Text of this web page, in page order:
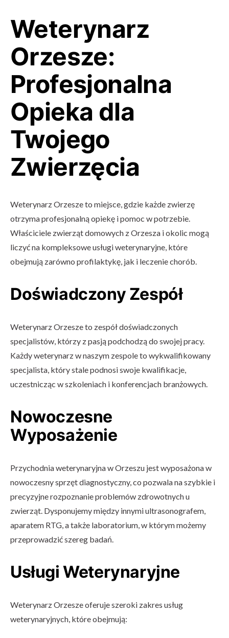
Weterynarz
Orzesze:
Profesjonalna
Opieka dla
Twojego
Zwierzęcia
Weterynarz Orzesze to miejsce, gdzie każde zwierzę
otrzyma profesjonalną opiekę i pomoc w potrzebie.
Właściciele zwierząt domowych z Orzesza i okolic mogą
liczyć na kompleksowe usługi weterynaryjne, które
obejmują zarówno profilaktykę, jak i leczenie chorób.
Doświadczony Zespół
Weterynarz Orzesze to zespół doświadczonych
specjalistów, którzy z pasją podchodzą do swojej pracy.
Każdy weterynarz w naszym zespole to wykwalifikowany
specjalista, który stale podnosi swoje kwalifikacje,
uczestnicząc w szkoleniach i konferencjach branżowych.
Nowoczesne
Wyposażenie
Przychodnia weterynaryjna w Orzeszu jest wyposażona w
nowoczesny sprzęt diagnostyczny, co pozwala na szybkie i
precyzyjne rozpoznanie problemów zdrowotnych u
zwierząt. Dysponujemy między innymi ultrasonografem,
aparatem RTG, a także laboratorium, w którym możemy
przeprowadzić szereg badań.
Usługi Weterynaryjne
Weterynarz Orzesze oferuje szeroki zakres usług
weterynaryjnych, które obejmują: